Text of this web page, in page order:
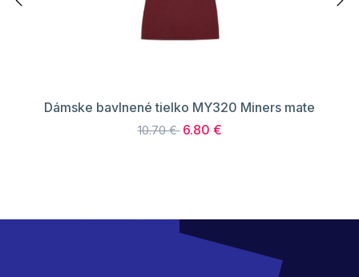
Dámske bavlnené tielko MY320 Miners mate
10.70 € 6.80 €